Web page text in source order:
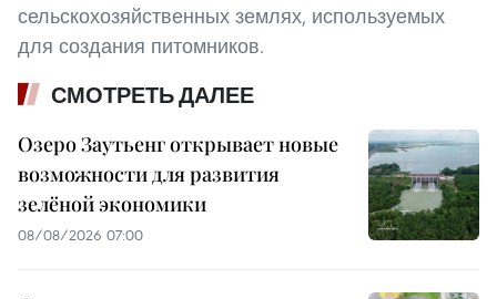
сельскохозяйственных землях, используемых
для создания питомников.
СМОТРЕТЬ ДАЛЕЕ
Озеро Заутьенг открывает новые
возможности для развития
зелёной экономики
08/08/2026 07:00